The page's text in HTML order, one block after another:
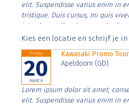
elit. Suspendisse varius enim in
tristique. Duis cursus, mi quis
interdum nulla, ut commodo
Aenean faucibus nibh et justo
Kies een locatie en schrijf je
Friday
20
MARCH
Kawasaki Promo Tour
Apeldoorn (GD)
Lorem ipsum dolor sit amet,
elit. Suspendisse varius enim in